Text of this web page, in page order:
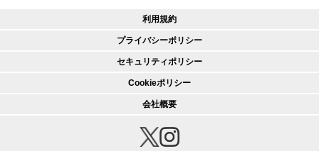
利用規約
プライバシーポリシー
セキュリティポリシー
Cookieポリシー
会社概要